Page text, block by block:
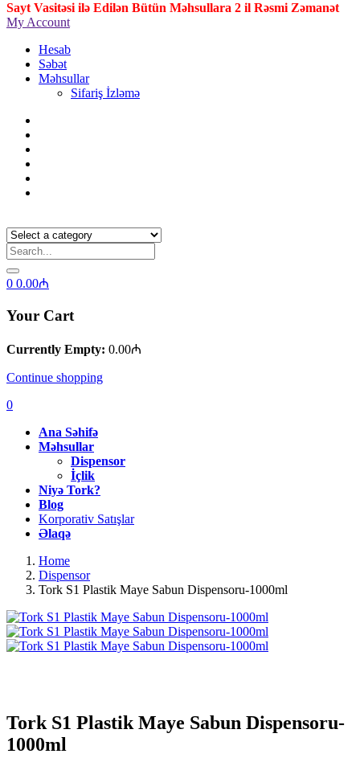
Sayt Vasitəsi ilə Edilən Bütün Məhsullara 2 il Rəsmi Zəmanət
My Account
Hesab
Səbət
Məhsullar
Sifariş İzləmə
0 0.00₼
Your Cart
Currently Empty: 0.00₼
Continue shopping
0
Ana Səhifə
Məhsullar
Dispensor
İçlik
Niyə Tork?
Blog
Korporativ Satışlar
Əlaqə
Home
Dispensor
Tork S1 Plastik Maye Sabun Dispensoru-1000ml
Tork S1 Plastik Maye Sabun Dispensoru-
1000ml